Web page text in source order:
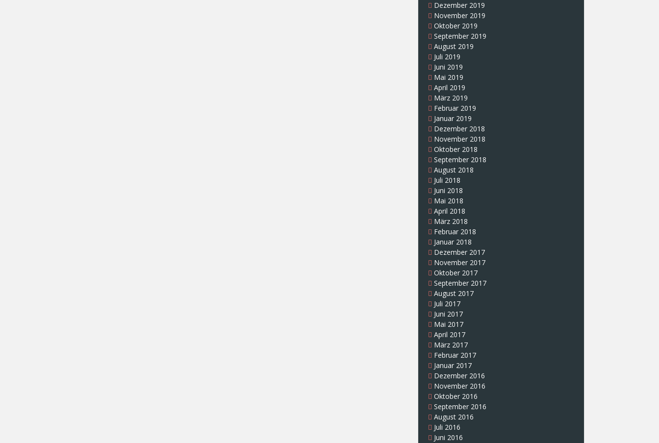
Dezember 2019
November 2019
Oktober 2019
September 2019
August 2019
Juli 2019
Juni 2019
Mai 2019
April 2019
März 2019
Februar 2019
Januar 2019
Dezember 2018
November 2018
Oktober 2018
September 2018
August 2018
Juli 2018
Juni 2018
Mai 2018
April 2018
März 2018
Februar 2018
Januar 2018
Dezember 2017
November 2017
Oktober 2017
September 2017
August 2017
Juli 2017
Juni 2017
Mai 2017
April 2017
März 2017
Februar 2017
Januar 2017
Dezember 2016
November 2016
Oktober 2016
September 2016
August 2016
Juli 2016
Juni 2016